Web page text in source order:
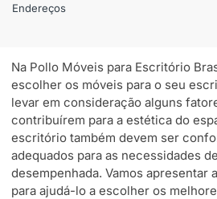
Endereços
Na Pollo Móveis para Escritório
escolher os móveis para o seu
levar em consideração alguns
contribuírem para a estética do
escritório também devem ser
adequados para as necessidades
desempenhada. Vamos apresentar
para ajudá-lo a escolher os